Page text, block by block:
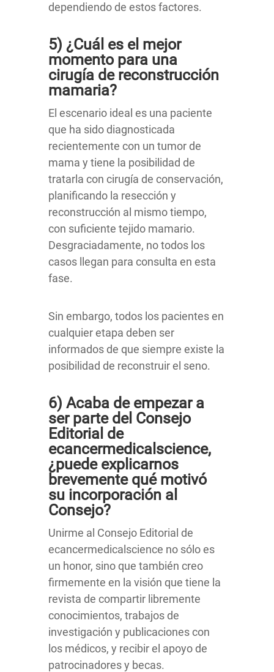
dependiendo de estos factores.
5) ¿Cuál es el mejor
momento para una
cirugía de reconstrucción
mamaria?
El escenario ideal es una paciente
que ha sido diagnosticada
recientemente con un tumor de
mama y tiene la posibilidad de
tratarla con cirugía de conservación,
planificando la resección y
reconstrucción al mismo tiempo,
con suficiente tejido mamario.
Desgraciadamente, no todos los
casos llegan para consulta en esta
fase.
Sin embargo, todos los pacientes en
cualquier etapa deben ser
informados de que siempre existe la
posibilidad de reconstruir el seno.
6) Acaba de empezar a
ser parte del Consejo
Editorial de
ecancermedicalscience,
¿puede explicarnos
brevemente qué motivó
su incorporación al
Consejo?
Unirme al Consejo Editorial de
ecancermedicalscience no sólo es
un honor, sino que también creo
firmemente en la visión que tiene la
revista de compartir libremente
conocimientos, trabajos de
investigación y publicaciones con
los médicos, y recibir el apoyo de
patrocinadores y becas.